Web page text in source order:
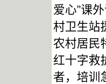
爱心”课
村卫生站
农村居民
红十字救
者，培训